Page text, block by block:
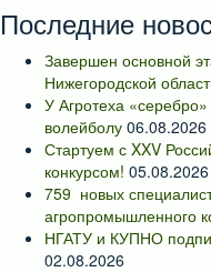
Последние
Завершен основной
Нижегородской
У Агротеха
волейболу 06.08.2026
Стартуем с XXV
конкурсом! 05.08.2026
759 новых
агропромышленного
НГАТУ и КУПНО
02.08.2026